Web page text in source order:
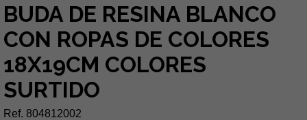
BUDA DE RESINA BLANCO
CON ROPAS DE COLORES
18X19CM COLORES
SURTIDO
Ref. 804812002